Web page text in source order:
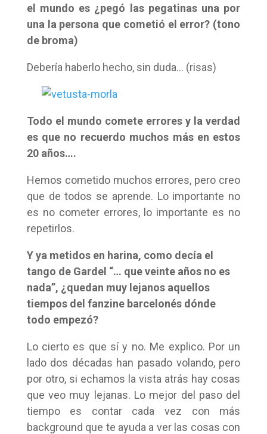
el mundo es ¿pegó las pegatinas una por
una la persona que cometió el error? (tono
de broma)
Debería haberlo hecho, sin duda… (risas)
Todo el mundo comete errores y la verdad
es que no recuerdo muchos más en estos
20 años….
Hemos cometido muchos errores, pero creo
que de todos se aprende. Lo importante no
es no cometer errores, lo importante es no
repetirlos.
Y ya metidos en harina, como decía el
tango de Gardel “… que veinte años no es
nada”, ¿quedan muy lejanos aquellos
tiempos del fanzine barcelonés dónde
todo empezó?
Lo cierto es que sí y no. Me explico. Por un
lado dos décadas han pasado volando, pero
por otro, si echamos la vista atrás hay cosas
que veo muy lejanas. Lo mejor del paso del
tiempo es contar cada vez con más
background que te ayuda a ver las cosas con